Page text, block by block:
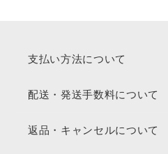
支払い方法について
配送・発送手数料について
返品・キャンセルについて